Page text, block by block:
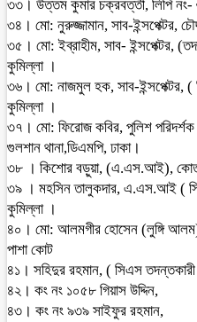
৩৩। উত্তম কুমার চক্রবত্তী, লিপি
৩৪। মো: নুরুজ্জামান, সাব-ইন্সপেক্টর,
৩৫। মো: ইব্রাহীম, সাব- ইন্সপেক্টর,
কুমিল্লা ।
৩৬। মো: নাজমুল হক, সাব-ইন্সপেক্টর, (
কুমিল্লা ।
৩৭। মো: ফিরোজ কবির, পুলিশ
গুলশান থানা,ডিএমপি, ঢাকা।
৩৮ । কিশোর বড়ুয়া, (এ.এস.আই),
৩৯ । মহসিন তালুকদার, এ.এস.আই (
কুমিল্লা ।
৪০। মো: আলমগীর হোসেন (লুঙ্গি আলম)
পাশা কোট
৪১। সহিদুর রহমান, ( সিএস তদন্তকারী
৪২। কং নং ১০৫৮ গিয়াস উদ্দিন,
৪৩। কং নং ৯৩৯ সাইফুর রহমান,